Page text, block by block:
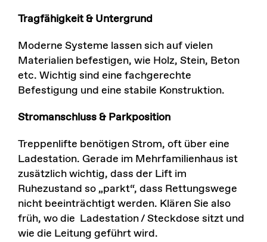
Tragfähigkeit & Untergrund
Moderne Systeme lassen sich auf vielen
Materialien befestigen, wie Holz, Stein, Beton
etc. Wichtig sind eine fachgerechte
Befestigung und eine stabile Konstruktion.
Stromanschluss & Parkposition
Treppenlifte benötigen Strom, oft über eine
Ladestation. Gerade im Mehrfamilienhaus ist
zusätzlich wichtig, dass der Lift im
Ruhezustand so „parkt“, dass Rettungswege
nicht beeinträchtigt werden. Klären Sie also
früh, wo die Ladestation / Steckdose sitzt und
wie die Leitung geführt wird.